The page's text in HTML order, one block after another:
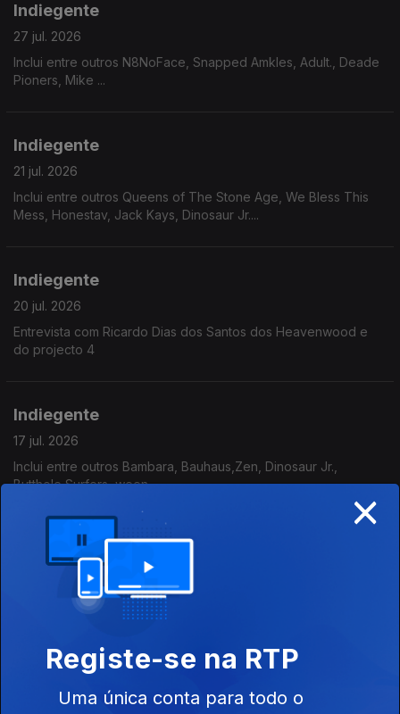
Indiegente
27 jul. 2026
Inclui entre outros N8NoFace, Snapped Amkles, Adult., Deade
Pioners, Mike ...
Indiegente
21 jul. 2026
Inclui entre outros Queens of The Stone Age, We Bless This
Mess, Honestav, Jack Kays, Dinosaur Jr....
Indiegente
20 jul. 2026
Entrevista com Ricardo Dias dos Santos dos Heavenwood e
do projecto 4
Indiegente
17 jul. 2026
Inclui entre outros Bambara, Bauhaus,Zen, Dinosaur Jr.,
Butthole Surfers, ween....
Indiegente
Entrevista aos Maquina. sobre o disco Body Transmission
Indiegente
15 jul. 2026
×
Registe-se na RTP
Uma única conta para todo o